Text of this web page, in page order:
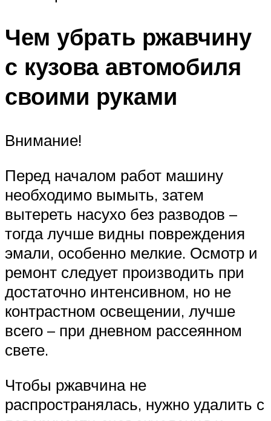
Чем убрать ржавчину
с кузова автомобиля
своими руками
Внимание!
Перед началом работ машину
необходимо вымыть, затем
вытереть насухо без разводов –
тогда лучше видны повреждения
эмали, особенно мелкие. Осмотр и
ремонт следует производить при
достаточно интенсивном, но не
контрастном освещении, лучше
всего – при дневном рассеянном
свете.
Чтобы ржавчина не
распространялась, нужно удалить с